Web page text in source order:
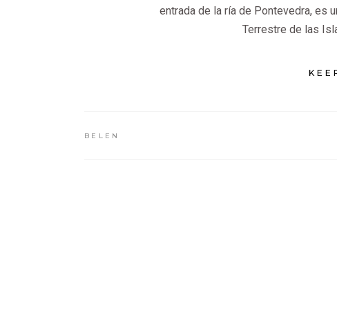
entrada de la ría de Pontevedra, es
Terrestre de las
BELEN